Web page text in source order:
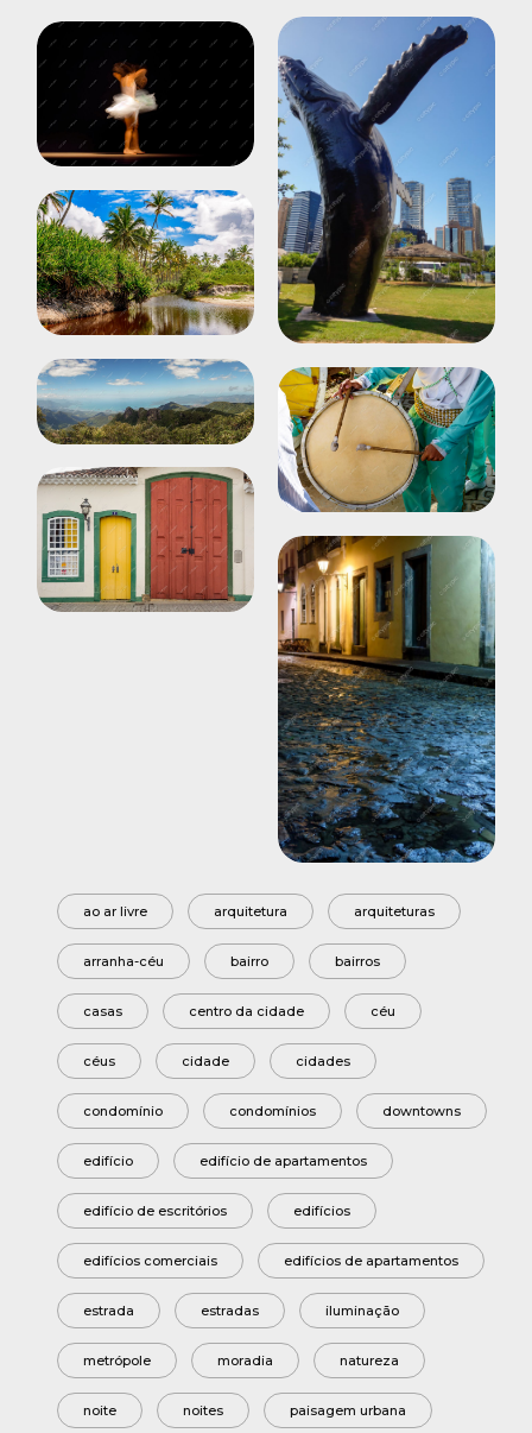
ao ar livre arquitetura arquiteturas
arranha-céu bairro bairros
casas centro da cidade céu
céus cidade cidades
condomínio condomínios downtowns
edifício edifício de apartamentos
edifício de escritórios edifícios
edifícios comerciais edifícios de apartamentos
estrada estradas iluminação
metrópole moradia natureza
noite noites paisagem urbana